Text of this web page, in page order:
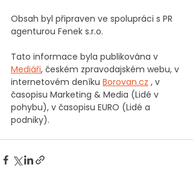
Obsah byl připraven ve spolupráci s PR
agenturou Fenek s.r.o.
Tato informace byla publikována v
Mediáři, českém zpravodajském webu, v
internetovém deníku Borovan.cz , v
časopisu Marketing & Media (Lidé v
pohybu), v časopisu EURO (Lidé a
podniky).